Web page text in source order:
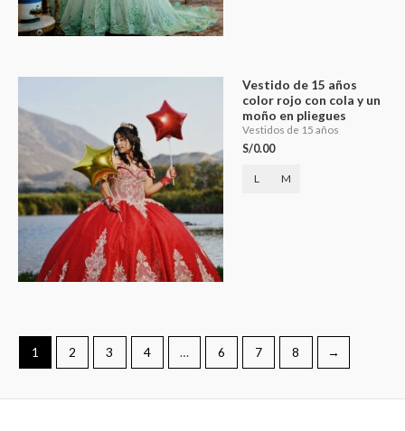
Vestido de 15 años
color rojo con cola y un
moño en pliegues
Vestidos de 15 años
S/0.00
L M
1 2 3 4 … 6 7 8 →